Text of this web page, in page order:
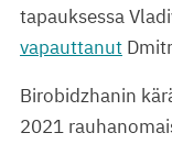
tapauksessa
vapauttanut
Birobidzhanin
2021